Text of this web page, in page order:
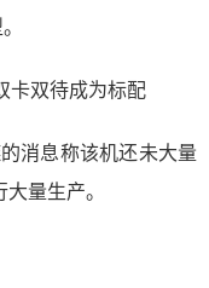
消息称该机还未大量
量生产。